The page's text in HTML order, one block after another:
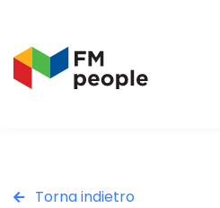
Torna indietro